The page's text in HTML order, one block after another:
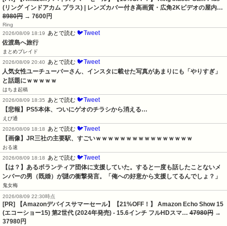
(リング インドアカム プラス) | レンズカバー付き高画質・広角2Kビデオの屋内…
8980円 → 7600円
Ring
2026/08/09 18:19
あとで読む 🐦Tweet
佐渡島へ旅行
まとめブレイド
2026/08/09 20:40
あとで読む 🐦Tweet
人気女性ユーチューバーさん、インスタに載せた写真があまりにも「やりすぎ」
と話題にｗｗｗｗｗ
はちま起稿
2026/08/09 18:35
あとで読む 🐦Tweet
【悲報】PS5本体、ついにゲオのチラシから消える…
えび通
2026/08/09 18:18
あとで読む 🐦Tweet
【画像】JR三社の主要駅、すごいｗｗｗｗｗｗｗｗｗｗｗｗｗｗｗｗ
おる速
2026/08/09 18:18
あとで読む 🐦Tweet
【は？】あるボランティア団体に支援していた。すると一度も話したことないメ
ンバーの男（既婚）が謎の衝撃発言。「俺への好意から支援してるんでしょ？」
鬼女梅
2026/08/09 22:30時点
[PR] 【Amazonデバイスサマーセール】【21%OFF！】 Amazon Echo Show 15
(エコーショー15) 第2世代 (2024年発売) - 15.6インチ フルHDスマ… 47980円 →
37980円